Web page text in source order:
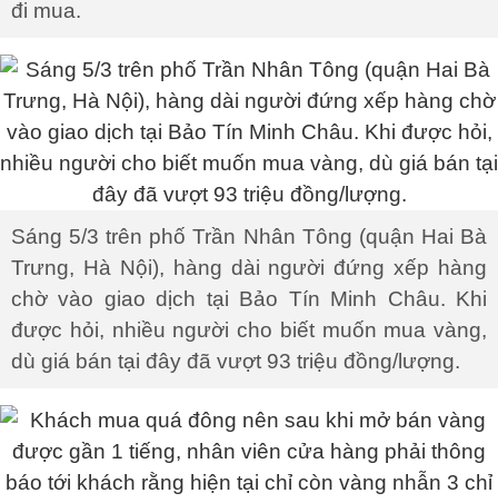
đi mua.
Sáng 5/3 trên phố Trần Nhân Tông (quận Hai Bà
Trưng, Hà Nội), hàng dài người đứng xếp hàng
chờ vào giao dịch tại Bảo Tín Minh Châu. Khi
được hỏi, nhiều người cho biết muốn mua vàng,
dù giá bán tại đây đã vượt 93 triệu đồng/lượng.